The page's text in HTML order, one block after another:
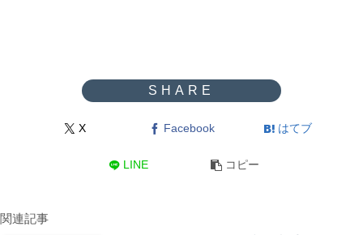
X Facebook はてブ
LINE コピー
関連記事